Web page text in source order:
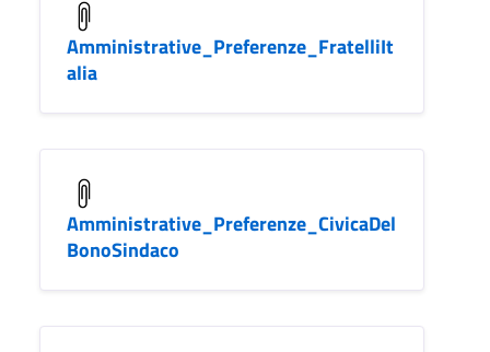
Amministrative_Preferenze_FratelliIt
alia
Amministrative_Preferenze_CivicaDel
BonoSindaco